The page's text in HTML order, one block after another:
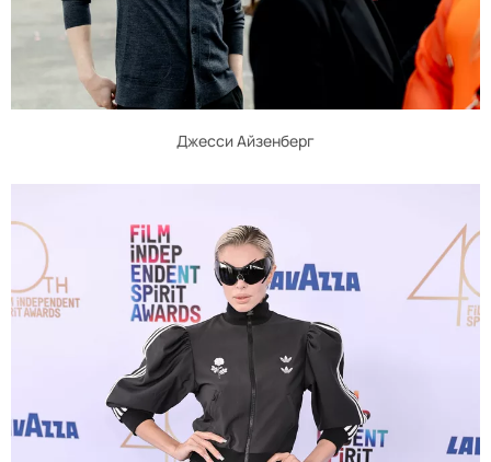
Джесси Айзенберг